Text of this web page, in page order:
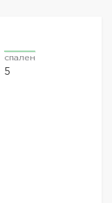
спален
5